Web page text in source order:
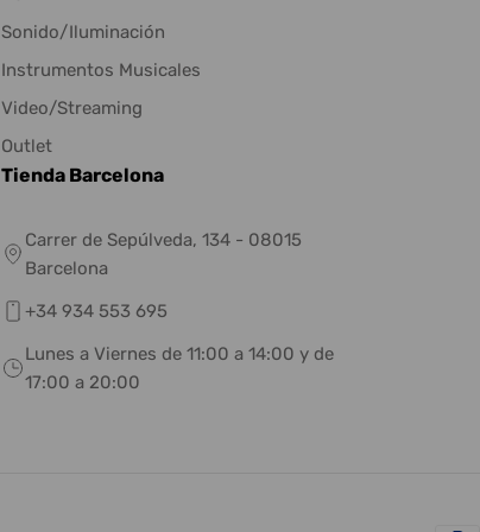
Sonido/Iluminación
Instrumentos Musicales
Video/Streaming
Outlet
Tienda Barcelona
Carrer de Sepúlveda, 134 - 08015
Barcelona
+34 934 553 695
Lunes a Viernes de 11:00 a 14:00 y de
17:00 a 20:00